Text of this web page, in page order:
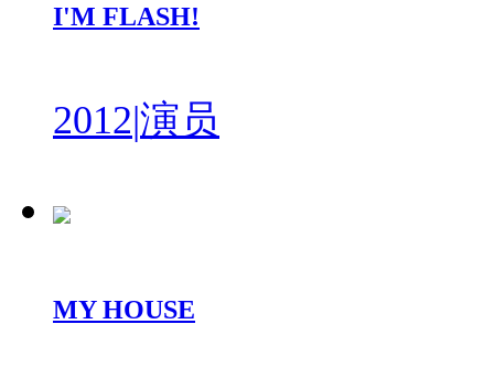
I'M FLASH!
2012|演员
MY HOUSE